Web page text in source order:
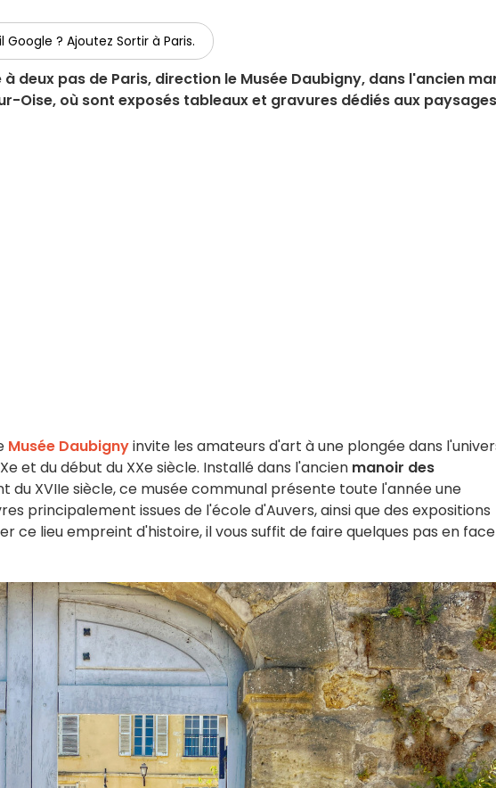
? Ajoutez Sortir à Paris.
deux pas de Paris, direction le Musée Daubigny, dans l'ancien
Oise, où sont exposés tableaux et gravures dédiés aux
Musée Daubignyinvite les amateurs d'art à une plongée dans
et du début du XXe siècle. Installé dans l'ancien manoir des
du XVIIe siècle, ce musée communal présente toute l'année une
principalement issues de l'école d'Auvers, ainsi que des expositions
ce lieu empreint d'histoire, il vous suffit de faire quelques pas en